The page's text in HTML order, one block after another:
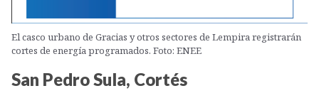
El casco urbano de Gracias y otros sectores de Lempira registrarán
cortes de energía programados. Foto: ENEE
San Pedro Sula, Cortés